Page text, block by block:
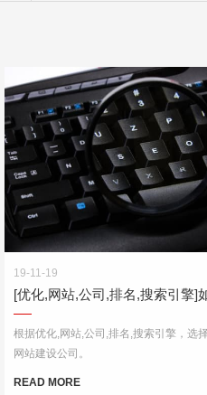
19-11-19
根据优化,网站,公司,排名,搜索引擎，选
网站建设公司。
READ MORE